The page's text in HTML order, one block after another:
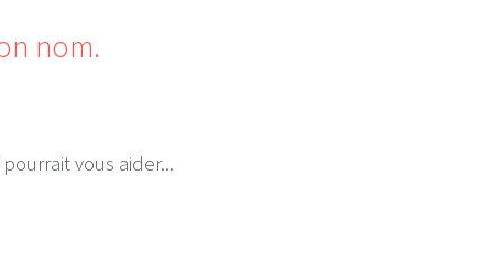
nom.
vous aider...